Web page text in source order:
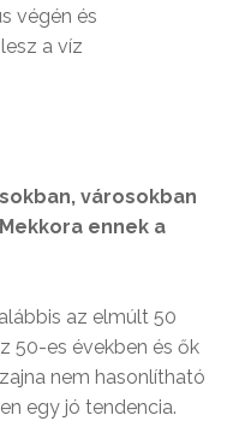
végén és
a víz
városokban
ennek a
az elmúlt 50
50-es években és ők
nem hasonlítható
egy jó tendencia.